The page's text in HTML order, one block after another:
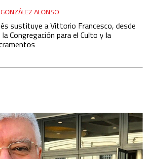
ALONSO
sustituye a Vittorio Francesco, desde
Congregación para el Culto y la